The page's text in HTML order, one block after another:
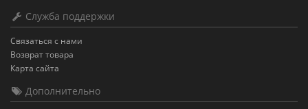
Служба поддержки
Связаться с нами
Возврат товара
Карта сайта
Дополнительно